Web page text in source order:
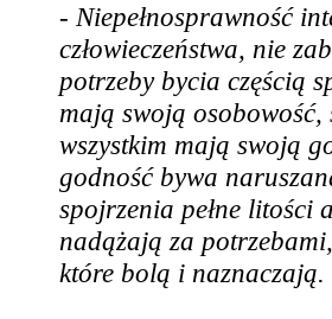
- Niepełnosprawność
człowieczeństwa, nie
potrzeby bycia częścią
mają swoją
wszystkim mają swoją
godność bywa
spojrzenia pełne litości
nadążają za
które bolą i naznaczają.